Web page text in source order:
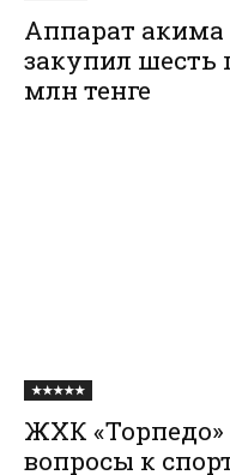
Аппарат акима
закупил шесть
млн тенге
★★★★★
ЖХК «Торпедо»
вопросы к